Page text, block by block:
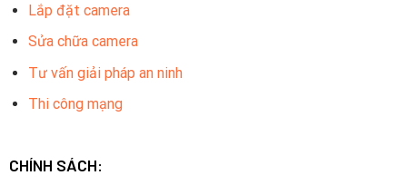
Lắp đặt camera
Sửa chữa camera
Tư vấn giải pháp an ninh
Thi công mạng
CHÍNH SÁCH: